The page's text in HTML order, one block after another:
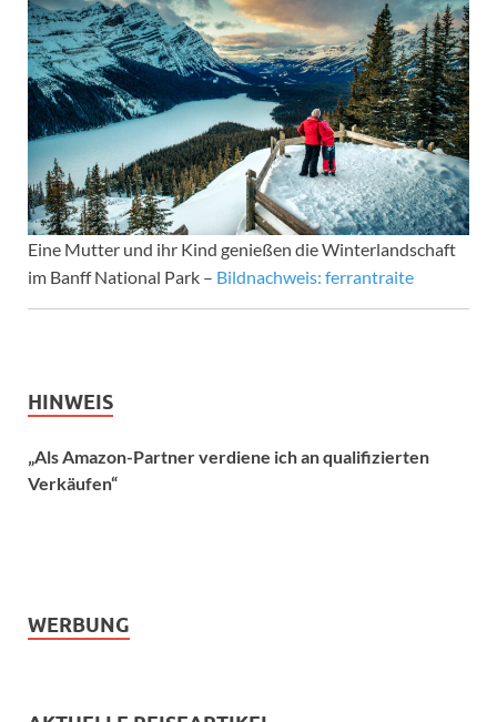
Eine Mutter und ihr Kind genießen die Winterlandschaft
im Banff National Park – Bildnachweis: ferrantraite
HINWEIS
„Als Amazon-Partner verdiene ich an qualifizierten
Verkäufen“
WERBUNG